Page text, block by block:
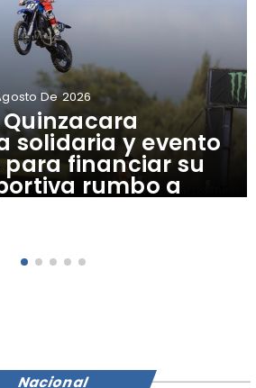
solidaria y evento
financiar su
rumbo a
de Brasil.
De 2026
Nacional